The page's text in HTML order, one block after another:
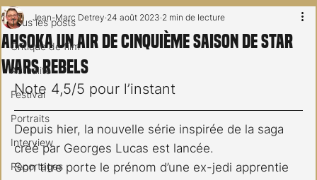
Tous les posts
Critique de film
Actualité
Festival
Portraits
Interview
Reportages
Ahsoka un air de cinquième saison de Star
Wars Rebels
Jean-Marc Detrey 24 août 2023 2 min de lecture
Note 4,5/5 pour l’instant
Depuis hier, la nouvelle série inspirée de la saga
créé par Georges Lucas est lancée.
Son titre porte le prénom d’une ex-jedi apprentie